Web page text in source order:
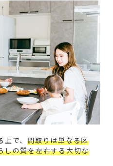
上で、間取りは単なる区
しの質を左右する大切な